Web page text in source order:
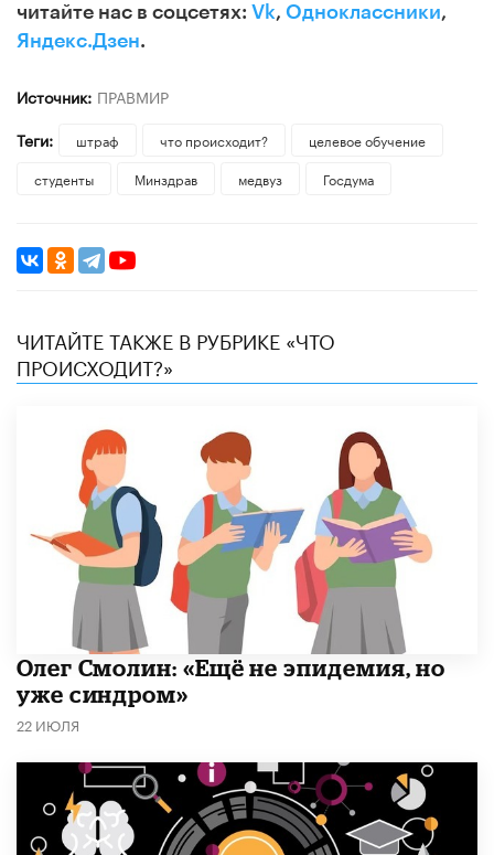
читайте нас в соцсетях: Vk, Одноклассники,
Яндекс.Дзен.
Источник: ПРАВМИР
Теги:
штраф что происходит?
целевое обучение
студенты
Минздрав медвуз Госдума
ЧИТАЙТЕ ТАКЖЕ В РУБРИКЕ «ЧТО
ПРОИСХОДИТ?»
​Олег Смолин: «Ещё не эпидемия, но
уже синдром»
22 ИЮЛЯ